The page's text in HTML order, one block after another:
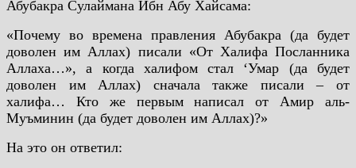
Абубакра Сулаймана Ибн Абу Хайсама:
«Почему во времена правления Абубакра (да будет
доволен им Аллах) писали «От Халифа Посланника
Аллаха…», а когда халифом стал ‘Умар (да будет
доволен им Аллах) сначала также писали – от
халифа… Кто же первым написал от Амир аль-
Муъминин (да будет доволен им Аллах)?»
На это он ответил: